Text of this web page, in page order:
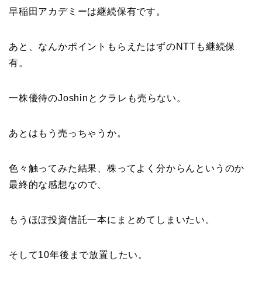
早稲田アカデミーは継続保有です。
あと、なんかポイントもらえたはずのNTTも継続保
有。
一株優待のJoshinとクラレも売らない。
あとはもう売っちゃうか。
色々触ってみた結果、株ってよく分からんというのか
最終的な感想なので、
もうほぼ投資信託一本にまとめてしまいたい。
そして10年後まで放置したい。